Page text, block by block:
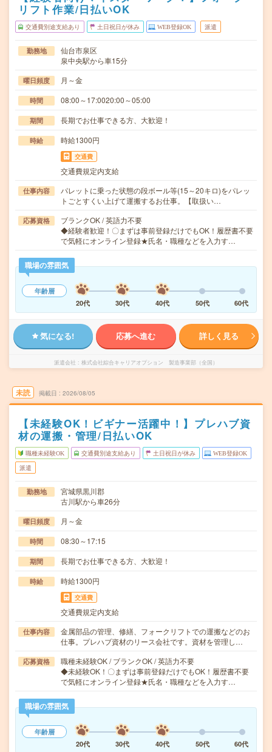
リフト作業/日払いOK
交通費別途支給あり 土日祝日が休み WEB登録OK 派遣
勤務地
仙台市泉区
泉中央駅から車15分
曜日頻度 月～金
時間 08:00～17:0020:00～05:00
期間 長期でお仕事できる方、大歓迎！
時給 時給1300円
交通費
交通費規定内支給
仕事内容
パレットに乗った状態の段ボール等(15～20キロ)をパレッ
トごとすくい上げて運搬するお仕事。【取扱い…
応募資格
ブランクOK / 英語力不要
◆経験者歓迎！〇まずは事前登録だけでもOK！履歴書不要
で気軽にオンライン登録★氏名・職種などを入力す…
職場の雰囲気
年齢層
20代
30代 40代 50代 60代
気になる! 応募へ進む 詳しく見る
派遣会社 株式会社綜合キャリアオプション 製造事業部（全国）
未読 掲載日 2026/08/05
【未経験OK！ビギナー活躍中！】プレハブ資
材の運搬・管理/日払いOK
職種未経験OK 交通費別途支給あり 土日祝日が休み WEB登録OK
派遣
勤務地
宮城県黒川郡
古川駅から車26分
曜日頻度 月～金
時間 08:30～17:15
期間 長期でお仕事できる方、大歓迎！
時給 時給1300円
交通費
交通費規定内支給
仕事内容
金属部品の管理、修繕、フォークリフトでの運搬などのお
仕事。プレハブ資材のリース会社です。資材を管理し…
応募資格
職種未経験OK / ブランクOK / 英語力不要
◆未経験OK！〇まずは事前登録だけでもOK！履歴書不要
で気軽にオンライン登録★氏名・職種などを入力す…
職場の雰囲気
年齢層
20代
30代 40代 50代 60代